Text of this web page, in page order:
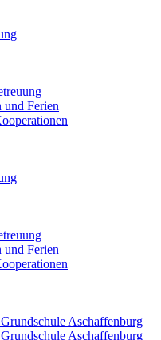
und Ferien
und Ferien
Aschaffenburg
Aschaffenburg